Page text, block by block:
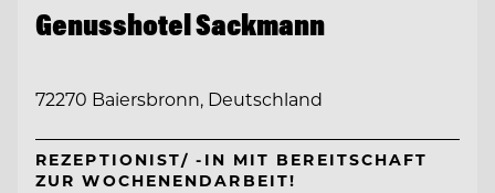
Genusshotel Sackmann
72270 Baiersbronn, Deutschland
REZEPTIONIST/ -IN MIT BEREITSCHAFT
ZUR WOCHENENDARBEIT!